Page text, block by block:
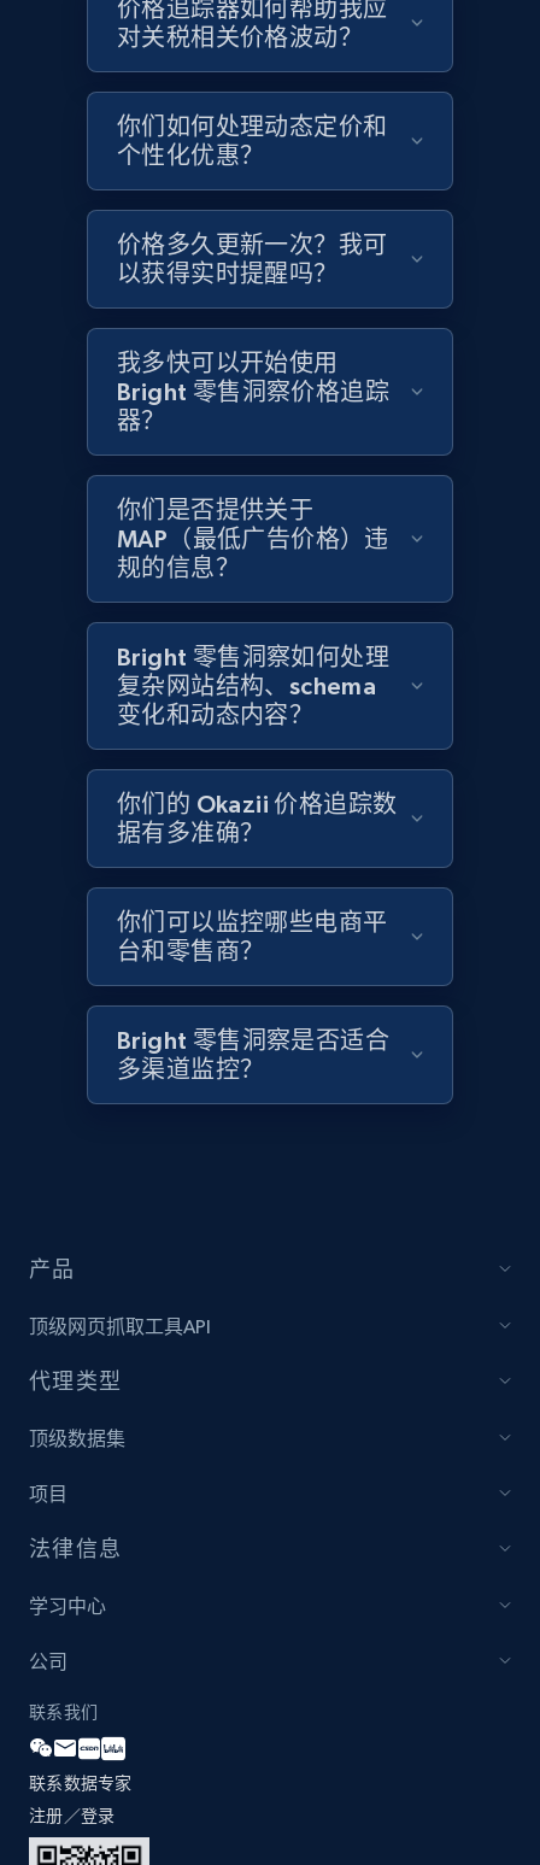
Home Depot US
URL, Domain, Country code, Model number,
Sku, Product id, Product name, Manufacturer,
and more.
Home Depot US - Gather data on products
using specified keywords
URL, Domain, Country code, Model number,
Sku, Product id, Product name, Manufacturer,
and more.
Home Depot US - Discover products by
specified URL
URL, Domain, Country code, Model number,
Sku, Product id, Product name, Manufacturer,
and more.
2.1K+ 立即开始
Home Depot US - Discover products by
specified UPC
URL, Domain, Country code, Model number,
and more.
2.1K+
Title, Seller name, Brand, Description, Initial
more.
Amazon products global dataset - Collects
products by specific category URL
Title, Seller name, Brand, Description, Initial
价格追踪器如何帮助我应
对关税相关价格波动？
你们如何处理动态定价和
个性化优惠？
价格多久更新一次？我可
以获得实时提醒吗？
我多快可以开始使用
Bright 零售洞察价格追踪
器？
你们是否提供关于
MAP（最低广告价格）违
规的信息？
Bright 零售洞察如何处理
复杂网站结构、schema
变化和动态内容？
你们的 Okazii 价格追踪数
据有多准确？
你们可以监控哪些电商平
台和零售商？
Bright 零售洞察是否适合
多渠道监控？
产品
顶级网页抓取工具API
代理类型
顶级数据集
项目
法律信息
学习中心
公司
联系我们
联系数据专家
注册／登录